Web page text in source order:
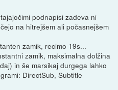
podnapisi zadeva ni
na hitrejšem ali počasnejšem
zamik, recimo 19s...
zamik, maksimalna dolžina
in še marsikaj durgega lahko
DirectSub, Subtitle